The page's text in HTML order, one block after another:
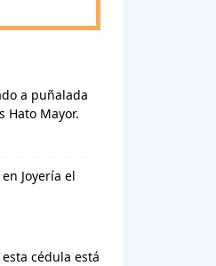
a puñalada
Hato Mayor.
Joyería el
cédula está